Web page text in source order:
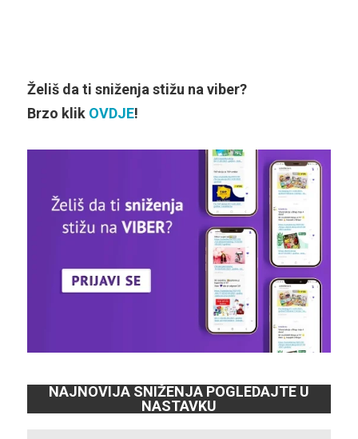
Želiš da ti sniženja stižu na viber?
Brzo klik OVDJE!
NAJNOVIJA SNIŽENJA POGLEDAJTE U
NASTAVKU